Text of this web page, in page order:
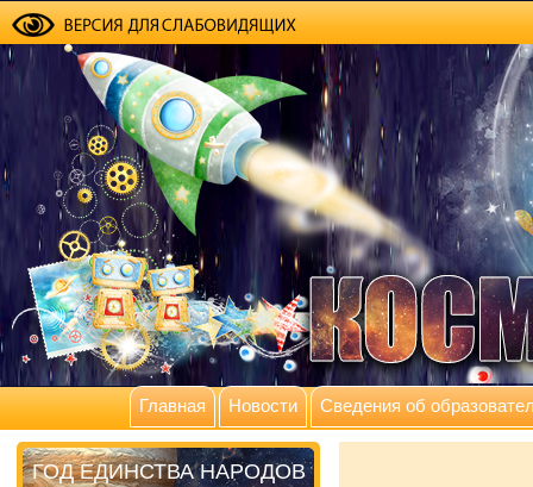
Главная Новости Сведения об
ГОД ЕДИНСТВА НАРОДОВ